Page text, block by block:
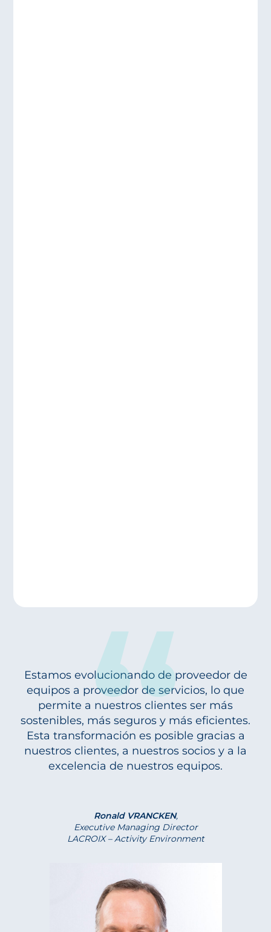
Estamos evolucionando de proveedor de
equipos a proveedor de servicios, lo que
permite a nuestros clientes ser más
sostenibles, más seguros y más eficientes.
Esta transformación es posible gracias a
nuestros clientes, a nuestros socios y a la
excelencia de nuestros equipos.
Ronald VRANCKEN,
Executive Managing Director
LACROIX – Activity Environment